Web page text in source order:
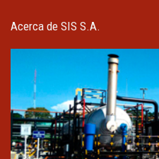
Acerca de SIS S.A.